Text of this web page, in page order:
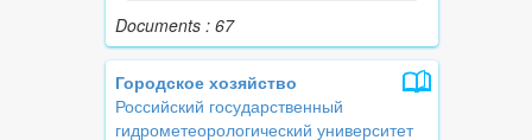
Documents : 67
Городское хозяйство
Российский государственный
гидрометеорологический университет